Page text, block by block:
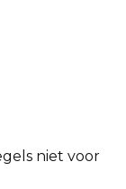
niet voor